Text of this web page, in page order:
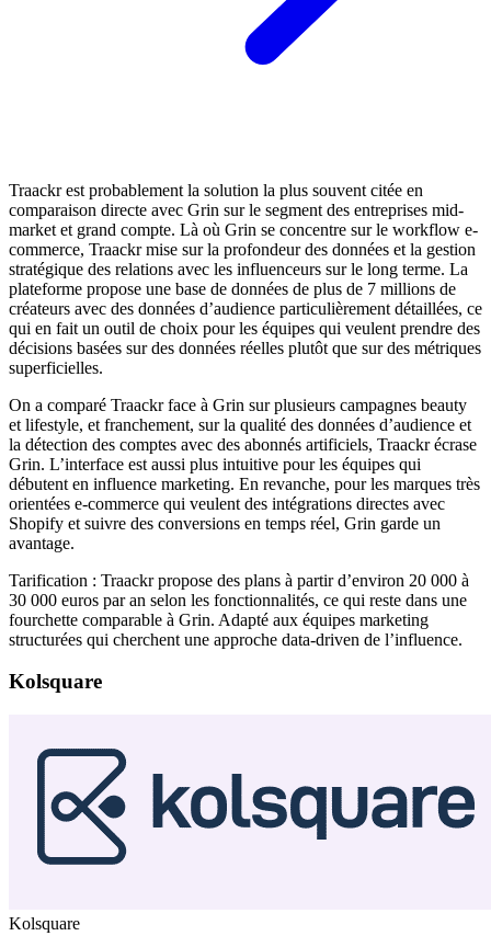
Traackr est probablement la solution la plus souvent citée en
comparaison directe avec Grin sur le segment des entreprises mid-
market et grand compte. Là où Grin se concentre sur le workflow e-
commerce, Traackr mise sur la profondeur des données et la gestion
stratégique des relations avec les influenceurs sur le long terme. La
plateforme propose une base de données de plus de 7 millions de
créateurs avec des données d’audience particulièrement détaillées, ce
qui en fait un outil de choix pour les équipes qui veulent prendre des
décisions basées sur des données réelles plutôt que sur des métriques
superficielles.
On a comparé Traackr face à Grin sur plusieurs campagnes beauty
et lifestyle, et franchement, sur la qualité des données d’audience et
la détection des comptes avec des abonnés artificiels, Traackr écrase
Grin. L’interface est aussi plus intuitive pour les équipes qui
débutent en influence marketing. En revanche, pour les marques très
orientées e-commerce qui veulent des intégrations directes avec
Shopify et suivre des conversions en temps réel, Grin garde un
avantage.
Tarification : Traackr propose des plans à partir d’environ 20 000 à
30 000 euros par an selon les fonctionnalités, ce qui reste dans une
fourchette comparable à Grin. Adapté aux équipes marketing
structurées qui cherchent une approche data-driven de l’influence.
Kolsquare
Kolsquare